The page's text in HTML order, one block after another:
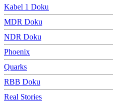
Kabel 1 Doku
MDR Doku
NDR Doku
Phoenix
Quarks
RBB Doku
Real Stories